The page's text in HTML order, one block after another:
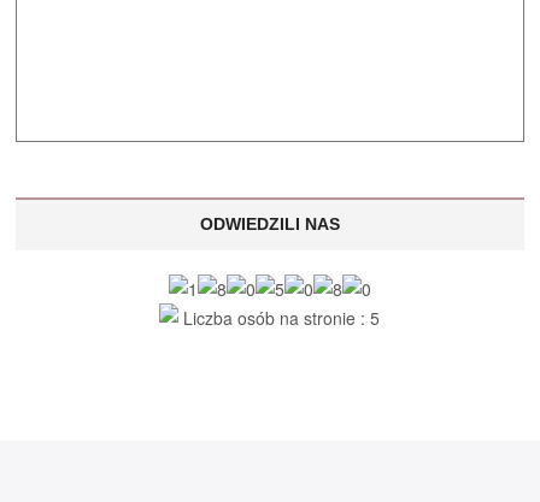
ODWIEDZILI NAS
Liczba osób na stronie : 5